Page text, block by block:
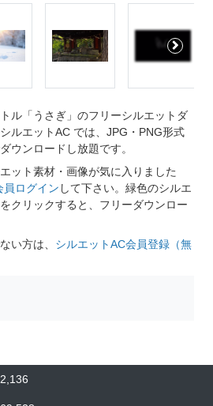
ル「うさぎ」のフリーシルエットダ
ルエットAC では、JPG・PNG形式
ウンロードし放題です。
ット素材・画像が気に入りました
員ログイン して下さい。緑色のシルエ
クリックすると、フリーダウンロー
い方は、 シルエットAC会員登録（無